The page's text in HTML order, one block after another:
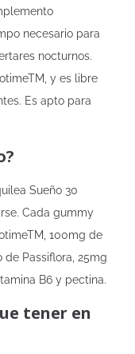
necesario para
nocturnos.
y es libre
Es apto para
Sueño 30
Cada gummy
100mg de
Passiflora, 25mg
B6 y pectina.
tener en